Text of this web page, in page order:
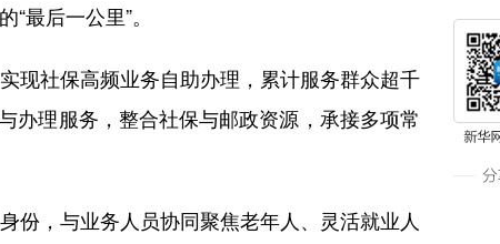
最后一公里”。
现社保高频业务自助办理，累计服务群众超千
办理服务，整合社保与邮政资源，承接多项常
，与业务人员协同聚焦老年人、灵活就业人